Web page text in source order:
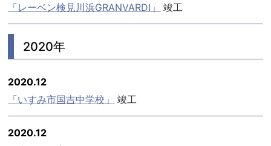
「レーベン検見川浜GRANVARDI」
竣工
2020年
2020.12
「いすみ市国吉中学校」
竣工
2020.12